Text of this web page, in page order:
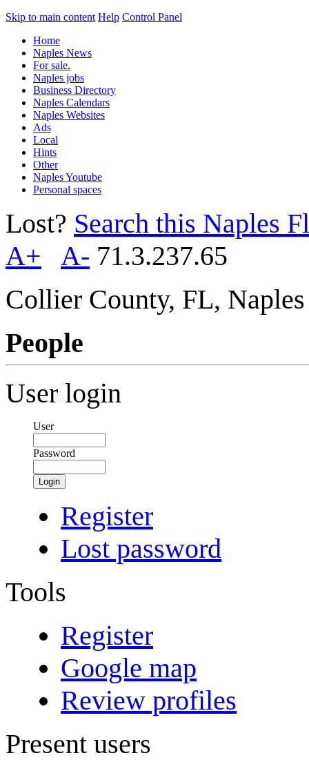
Skip to main content Help Control Panel
Home
Naples News
For sale.
Naples jobs
Business Directory
Naples Calendars
Naples Websites
Ads
Local
Hints
Other
Naples Youtube
Personal spaces
Lost? Search this Naples
A+
A- 71.3.237.65
Collier County, FL,
People
User login
User
Password
Login
Register
Lost password
Tools
Register
Google map
Review profiles
Present users